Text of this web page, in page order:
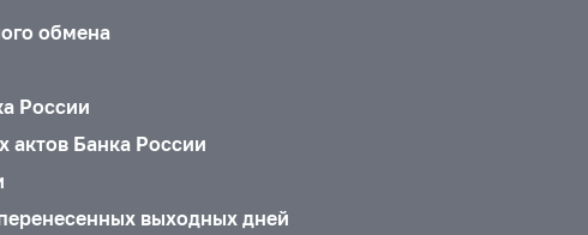
обмена
России
актов Банка России
выходных дней